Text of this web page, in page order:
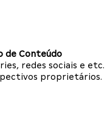
de Conteúdo
redes sociais e etc.
proprietários.